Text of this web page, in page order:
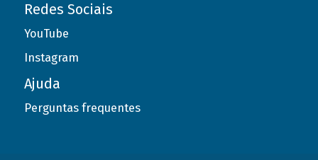
Redes Sociais
YouTube
Instagram
Ajuda
Perguntas frequentes